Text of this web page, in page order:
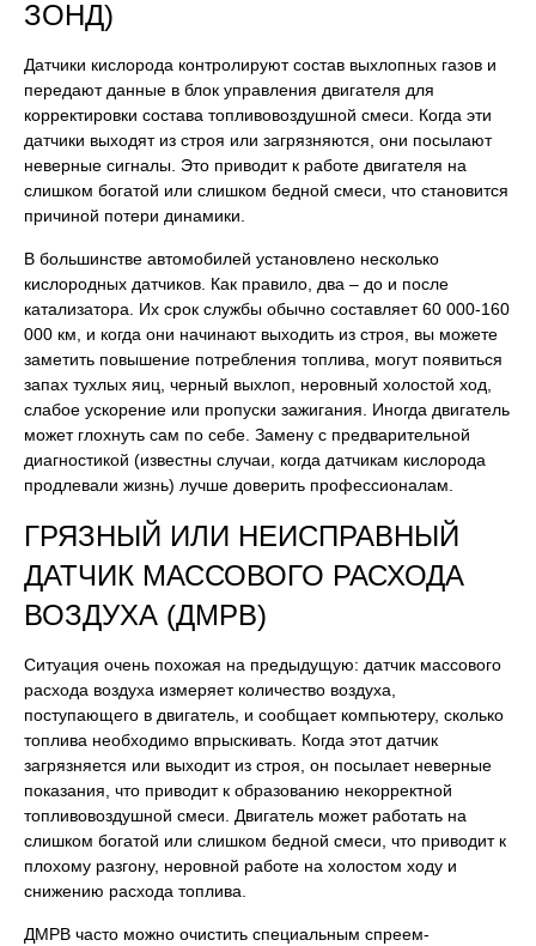
ЗОНД)
Датчики кислорода контролируют состав выхлопных газов и
передают данные в блок управления двигателя для
корректировки состава топливовоздушной смеси. Когда эти
датчики выходят из строя или загрязняются, они посылают
неверные сигналы. Это приводит к работе двигателя на
слишком богатой или слишком бедной смеси, что становится
причиной потери динамики.
В большинстве автомобилей установлено несколько
кислородных датчиков. Как правило, два – до и после
катализатора. Их срок службы обычно составляет 60 000-160
000 км, и когда они начинают выходить из строя, вы можете
заметить повышение потребления топлива, могут появиться
запах тухлых яиц, черный выхлоп, неровный холостой ход,
слабое ускорение или пропуски зажигания. Иногда двигатель
может глохнуть сам по себе. Замену с предварительной
диагностикой (известны случаи, когда датчикам кислорода
продлевали жизнь) лучше доверить профессионалам.
ГРЯЗНЫЙ ИЛИ НЕИСПРАВНЫЙ
ДАТЧИК МАССОВОГО РАСХОДА
ВОЗДУХА (ДМРВ)
Ситуация очень похожая на предыдущую: датчик массового
расхода воздуха измеряет количество воздуха,
поступающего в двигатель, и сообщает компьютеру, сколько
топлива необходимо впрыскивать. Когда этот датчик
загрязняется или выходит из строя, он посылает неверные
показания, что приводит к образованию некорректной
топливовоздушной смеси. Двигатель может работать на
слишком богатой или слишком бедной смеси, что приводит к
плохому разгону, неровной работе на холостом ходу и
снижению расхода топлива.
ДМРВ часто можно очистить специальным спреем-